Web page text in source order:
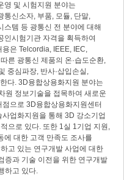
영 및 시험지원 분야는
통신소자, 부품, 모듈, 단말,
스템 등 광통신 전 분야에 대해
인시험기관 자격을 획득하여
은 Telcordia, IEEE, IEC,
른 광통신 제품의 온·습도순환,
중심파장, 반사·삽입손실,
다. 3D융합상용화지원 분야는
원 정보기술을 접목하여 새로운
으로 3D융합상용화지원센터
업화지원을 통해 3D 강소기업
으로 있다. 또한 1실 1기업 지원,
에 대한 고객 만족도 조사를
고 있는 연구개발 사업에 대한
증과 기술 이전을 위한 연구개발
하고 있다.